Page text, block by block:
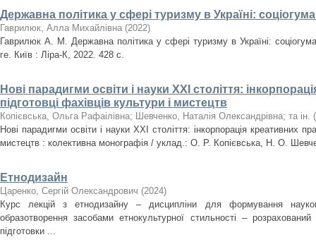
Державна політика у сфері туризму в Україні:
Гаврилюк, Алла Михайлівна (2022)
Гаврилюк А. М. Державна політика у сфері туризму в Україні:
ге. Київ : Ліра-К, 2022. 428 с.
Нові парадигми освіти і науки ХХІ століття:
підготовці фахівців культури і мистецтв
Копієвська, Ольга Рафаілівна; Шевченко, Наталія Олександрівна; та ін. (
Нові парадигми освіти і науки ХХІ століття: інкорпорація креативних
мистецтв : колективна монографія / уклад.: О. Р. Копієвська, Н. О.
Етнодизайн
Царенко, Сергій Олександрович (2024)
Курс лекцій з етнодизайну – дисципліни для формування
образотворення засобами етнокультурної стильності – розрахований
підготовки ...